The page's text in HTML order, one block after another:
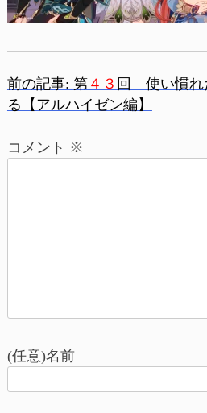
投
ン
前の記事: 第４３ 回 使い慣れ
る【アルハイゼン編】
コメント ※
(任意)名前